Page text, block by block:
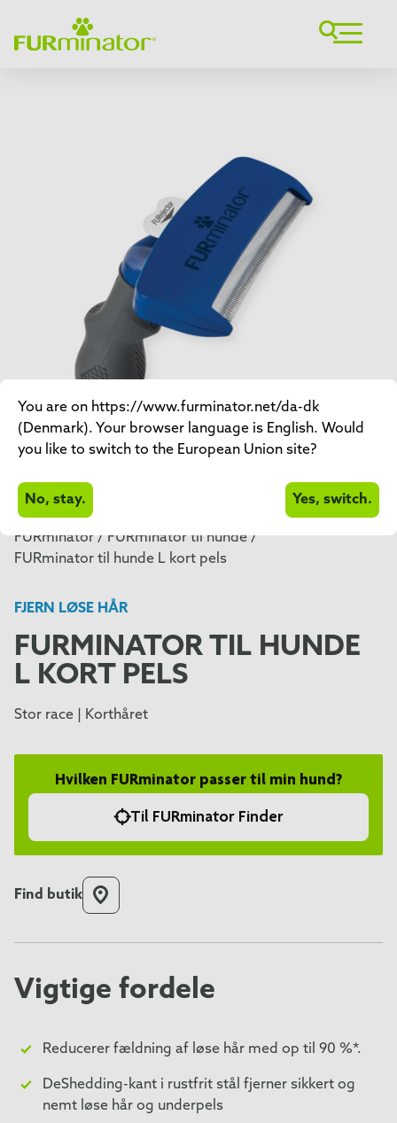
FURminator / FURminator til hunde /
FURminator til hunde L kort pels
FJERN LØSE HÅR
FURMINATOR TIL HUNDE
L KORT PELS
Stor race | Korthåret
Hvilken FURminator passer til min hund?
Til FURminator Finder
Find butik
Vigtige fordele
Reducerer fældning af løse hår med op til 90 %*.
DeShedding-kant i rustfrit stål fjerner sikkert og
nemt løse hår og underpels
You are on https://www.furminator.net/da-dk
(Denmark). Your browser language is English. Would
you like to switch to the European Union site?
No, stay. Yes, switch.